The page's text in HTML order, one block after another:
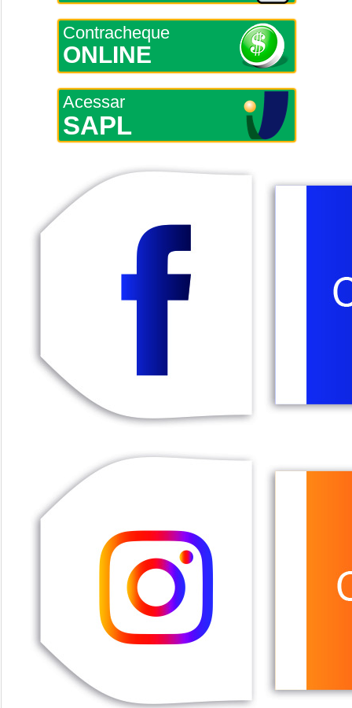
Contracheque
ONLINE
Acessar
SAPL